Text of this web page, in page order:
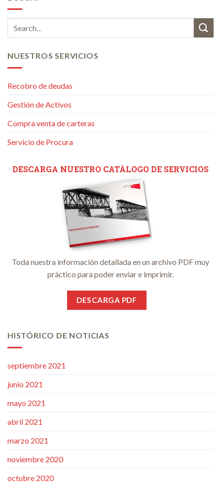
NUESTROS SERVICIOS
Recobro de deudas
Gestión de Activos
Compra venta de carteras
Servicio de Procura
DESCARGA NUESTRO CATÁLOGO DE SERVICIOS
Toda nuestra información detallada en un archivo PDF muy
práctico para poder enviar e imprimir.
DESCARGA PDF
HISTÓRICO DE NOTICIAS
septiembre 2021
junio 2021
mayo 2021
abril 2021
marzo 2021
noviembre 2020
octubre 2020